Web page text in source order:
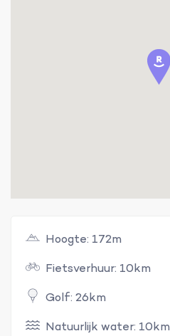
Hoogte: 172m
Fietsverhuur: 10km
Golf: 26km
Natuurlijk water: 10km